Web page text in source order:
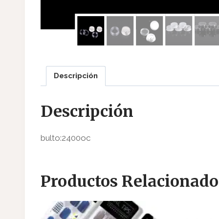
Descripción
Descripción
bulto:2400oc
Productos